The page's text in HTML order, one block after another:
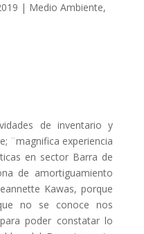
| Medio Ambiente,
de inventario y
¨magnifica experiencia
en sector Barra de
de amortiguamiento
Kawas, porque
no se conoce nos
poder constatar lo